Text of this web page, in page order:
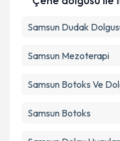
Samsun Dudak
Samsun Mezoterapi
Samsun Botoks Ve
Samsun Botoks